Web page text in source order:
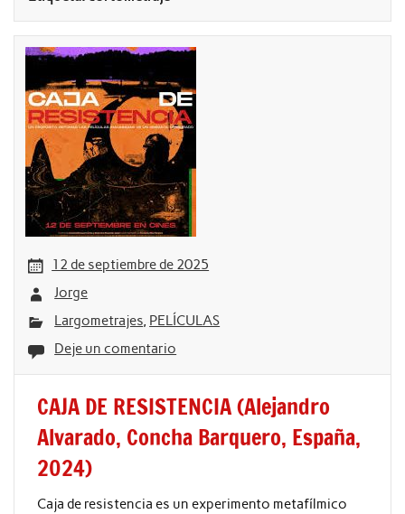
12 de septiembre de 2025
Jorge
Largometrajes, PELÍCULAS
Deje un comentario
CAJA DE RESISTENCIA (Alejandro
Alvarado, Concha Barquero, España,
2024)
Caja de resistencia es un experimento metafílmico